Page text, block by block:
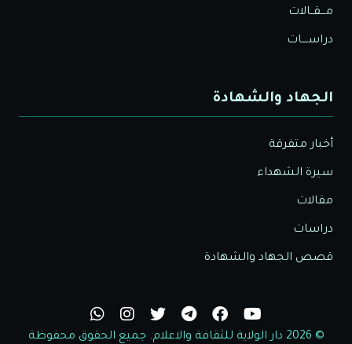
مـــقــالات
دراســــات
الجهاد والشهادة
أخبار متفرقة
سيرة الشهداء
مقالات
دراسات
قصص الجهاد والشهادة
© 2026 دار الولاية للثقافة والاعلام. جميع الحقوق محفوظة